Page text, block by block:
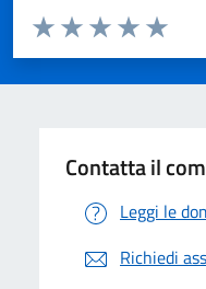
Valuta da 1 a 5 stelle la
Valuta
Valuta 4
Valuta 3 stelle
Valuta 2 stelle su 5
Valuta 1 stelle su 5
Contatta il
Leggi le
Richiedi